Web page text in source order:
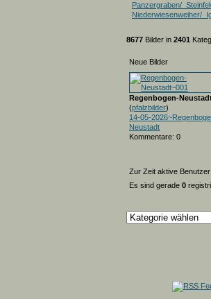
Panzergraben/
Niederwiesenweiher/
8677 Bilder in 2401
Neue Bilder
Regenbogen-
(pfalzbilder)
14-05-
Neustadt
Kommentare: 0
Zur Zeit aktive
Es sind gerade 0